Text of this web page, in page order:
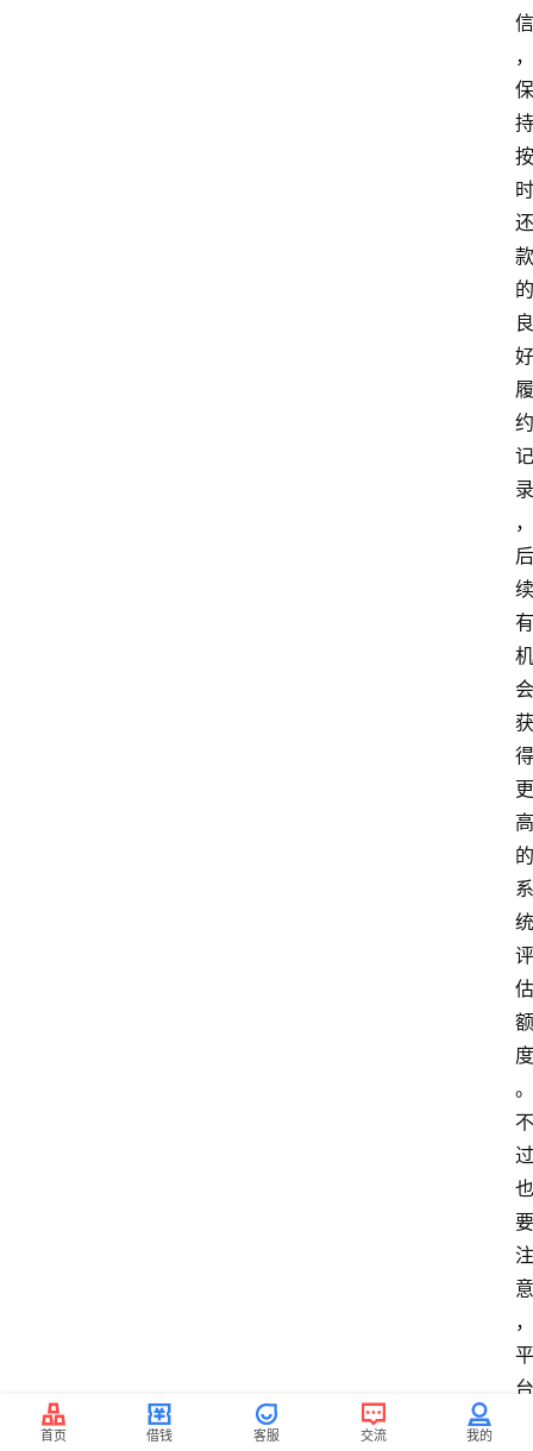
信
，
保
持
按
时
还
款
的
良
好
履
约
记
录
，
后
续
有
机
会
获
得
更
高
的
系
统
评
估
额
度
。
不
过
也
要
注
意
，
平
台
首页 借钱 客服 交流 我的